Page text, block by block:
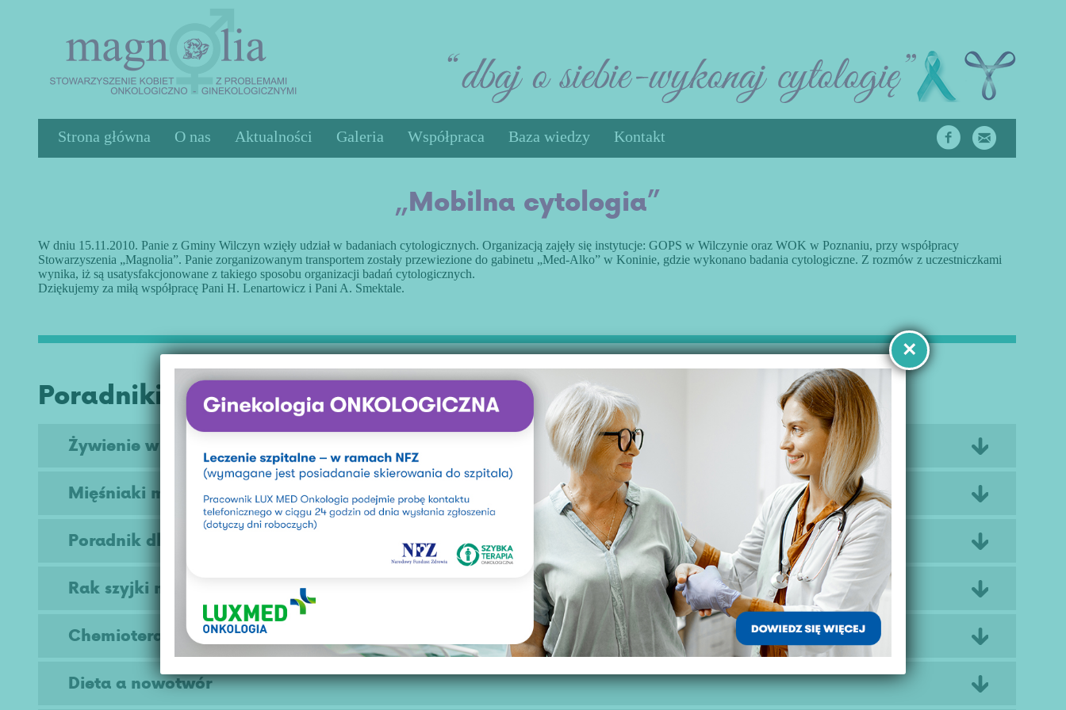
Strona główna O nas
Cele
Media o nas
Sprawozdania
Aktualności Galeria Współpraca Baza wiedzy
Rak jajnika
Mięśniaki Macicy
Ćwiczenia
Kontakt
„Mobilna cytologia”
W dniu 15.11.2010. Panie z Gminy Wilczyn wzięły udział w badaniach cytologicznych. Organizacją zajęły się instytucje: GOPS w Wilczynie oraz WOK w Poznaniu, przy współpracy
Stowarzyszenia „Magnolia”. Panie zorganizowanym transportem zostały przewiezione do gabinetu „Med-Alko” w Koninie, gdzie wykonano badania cytologiczne. Z rozmów z uczestniczkami
wynika, iż są usatysfakcjonowane z takiego sposobu organizacji badań cytologicznych.
Dziękujemy za miłą współpracę Pani H. Lenartowicz i Pani A. Smektale.
Poradniki na skróty
Żywienie w chorobie
Mięśniaki macicy kompedium
Poradnik dla kobiet z nowotworem
Rak szyjki macicy
Chemioterapia
Dieta a nowotwór
×